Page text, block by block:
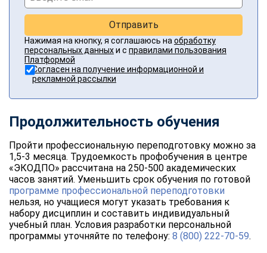
Отправить
Нажимая на кнопку, я соглашаюсь на обработку
персональных данныхи с правилами пользования
Платформой
Согласен на получение информационной и
рекламной рассылки
Продолжительность обучения
Пройти профессиональную переподготовку можно за
1,5-3 месяца. Трудоемкость профобучения в центре
«ЭКОДПО» рассчитана на 250-500 академических
часов занятий. Уменьшить срок обучения по готовой
программе профессиональной переподготовки
нельзя, но учащиеся могут указать требования к
набору дисциплин и составить индивидуальный
учебный план. Условия разработки персональной
программы уточняйте по телефону: 8 (800) 222-70-59.